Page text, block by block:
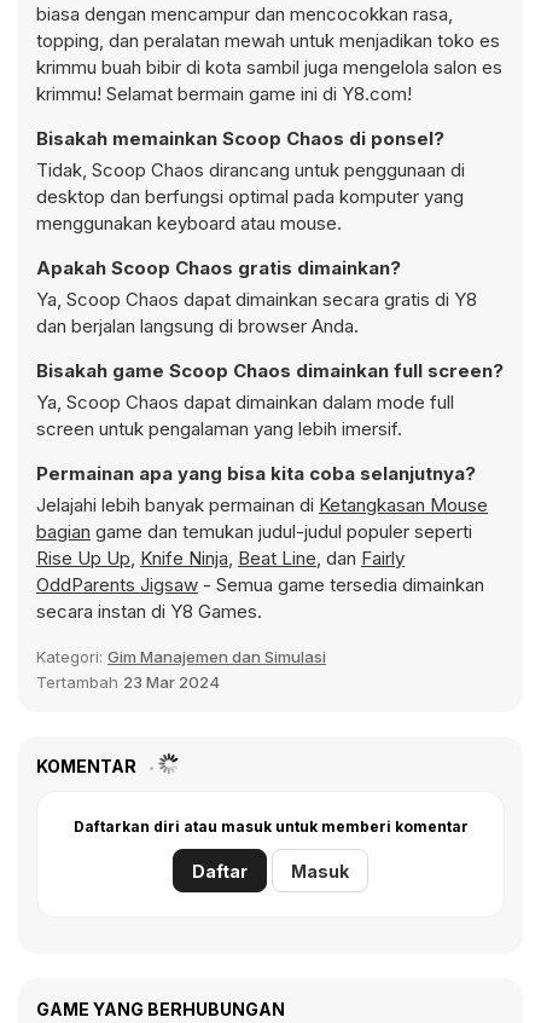
biasa dengan mencampur dan mencocokkan rasa,
topping, dan peralatan mewah untuk menjadikan toko es
krimmu buah bibir di kota sambil juga mengelola salon es
krimmu! Selamat bermain game ini di Y8.com!
Bisakah memainkan Scoop Chaos di ponsel?
Tidak, Scoop Chaos dirancang untuk penggunaan di
desktop dan berfungsi optimal pada komputer yang
menggunakan keyboard atau mouse.
Apakah Scoop Chaos gratis dimainkan?
Ya, Scoop Chaos dapat dimainkan secara gratis di Y8
dan berjalan langsung di browser Anda.
Bisakah game Scoop Chaos dimainkan full screen?
Ya, Scoop Chaos dapat dimainkan dalam mode full
screen untuk pengalaman yang lebih imersif.
Permainan apa yang bisa kita coba selanjutnya?
Jelajahi lebih banyak permainan di Ketangkasan Mouse
bagian game dan temukan judul-judul populer seperti
Rise Up Up, Knife Ninja, Beat Line, dan Fairly
OddParents Jigsaw - Semua game tersedia dimainkan
secara instan di Y8 Games.
Kategori: Gim Manajemen dan Simulasi
Tertambah 23 Mar 2024
KOMENTAR
Daftarkan diri atau masuk untuk memberi komentar
Daftar Masuk
GAME YANG BERHUBUNGAN